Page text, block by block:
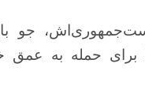
جو
برای حمله به عمق